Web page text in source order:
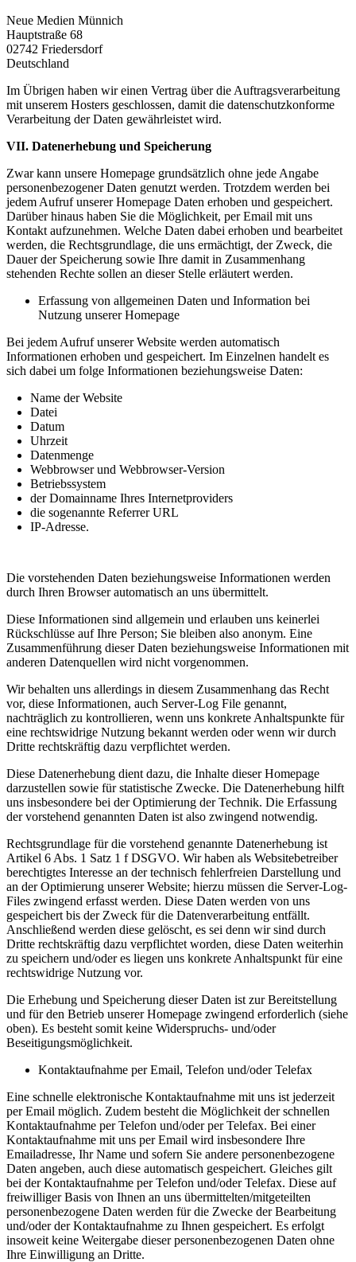
Neue Medien Münnich
Hauptstraße 68
02742 Friedersdorf
Deutschland
Im Übrigen haben wir einen Vertrag über die Auftragsverarbeitung
mit unserem Hosters geschlossen, damit die datenschutzkonforme
Verarbeitung der Daten gewährleistet wird.
VII. Datenerhebung und Speicherung
Zwar kann unsere Homepage grundsätzlich ohne jede Angabe
personenbezogener Daten genutzt werden. Trotzdem werden bei
jedem Aufruf unserer Homepage Daten erhoben und gespeichert.
Darüber hinaus haben Sie die Möglichkeit, per Email mit uns
Kontakt aufzunehmen. Welche Daten dabei erhoben und bearbeitet
werden, die Rechtsgrundlage, die uns ermächtigt, der Zweck, die
Dauer der Speicherung sowie Ihre damit in Zusammenhang
stehenden Rechte sollen an dieser Stelle erläutert werden.
Erfassung von allgemeinen Daten und Information bei
Nutzung unserer Homepage
Bei jedem Aufruf unserer Website werden automatisch
Informationen erhoben und gespeichert. Im Einzelnen handelt es
sich dabei um folge Informationen beziehungsweise Daten:
Name der Website
Datei
Datum
Uhrzeit
Datenmenge
Webbrowser und Webbrowser-Version
Betriebssystem
der Domainname Ihres Internetproviders
die sogenannte Referrer URL
IP-Adresse.
Die vorstehenden Daten beziehungsweise Informationen werden
durch Ihren Browser automatisch an uns übermittelt.
Diese Informationen sind allgemein und erlauben uns keinerlei
Rückschlüsse auf Ihre Person; Sie bleiben also anonym. Eine
Zusammenführung dieser Daten beziehungsweise Informationen mit
anderen Datenquellen wird nicht vorgenommen.
Wir behalten uns allerdings in diesem Zusammenhang das Recht
vor, diese Informationen, auch Server-Log File genannt,
nachträglich zu kontrollieren, wenn uns konkrete Anhaltspunkte für
eine rechtswidrige Nutzung bekannt werden oder wenn wir durch
Dritte rechtskräftig dazu verpflichtet werden.
Diese Datenerhebung dient dazu, die Inhalte dieser Homepage
darzustellen sowie für statistische Zwecke. Die Datenerhebung hilft
uns insbesondere bei der Optimierung der Technik. Die Erfassung
der vorstehend genannten Daten ist also zwingend notwendig.
Rechtsgrundlage für die vorstehend genannte Datenerhebung ist
Artikel 6 Abs. 1 Satz 1 f DSGVO. Wir haben als Websitebetreiber
berechtigtes Interesse an der technisch fehlerfreien Darstellung und
an der Optimierung unserer Website; hierzu müssen die Server-Log-
Files zwingend erfasst werden. Diese Daten werden von uns
gespeichert bis der Zweck für die Datenverarbeitung entfällt.
Anschließend werden diese gelöscht, es sei denn wir sind durch
Dritte rechtskräftig dazu verpflichtet worden, diese Daten weiterhin
zu speichern und/oder es liegen uns konkrete Anhaltspunkt für eine
rechtswidrige Nutzung vor.
Die Erhebung und Speicherung dieser Daten ist zur Bereitstellung
und für den Betrieb unserer Homepage zwingend erforderlich (siehe
oben). Es besteht somit keine Widerspruchs- und/oder
Beseitigungsmöglichkeit.
Kontaktaufnahme per Email, Telefon und/oder Telefax
Eine schnelle elektronische Kontaktaufnahme mit uns ist jederzeit
per Email möglich. Zudem besteht die Möglichkeit der schnellen
Kontaktaufnahme per Telefon und/oder per Telefax. Bei einer
Kontaktaufnahme mit uns per Email wird insbesondere Ihre
Emailadresse, Ihr Name und sofern Sie andere personenbezogene
Daten angeben, auch diese automatisch gespeichert. Gleiches gilt
bei der Kontaktaufnahme per Telefon und/oder Telefax. Diese auf
freiwilliger Basis von Ihnen an uns übermittelten/mitgeteilten
personenbezogene Daten werden für die Zwecke der Bearbeitung
und/oder der Kontaktaufnahme zu Ihnen gespeichert. Es erfolgt
insoweit keine Weitergabe dieser personenbezogenen Daten ohne
Ihre Einwilligung an Dritte.